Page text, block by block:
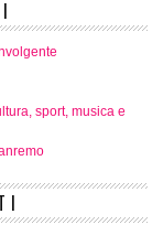
sport, musica e